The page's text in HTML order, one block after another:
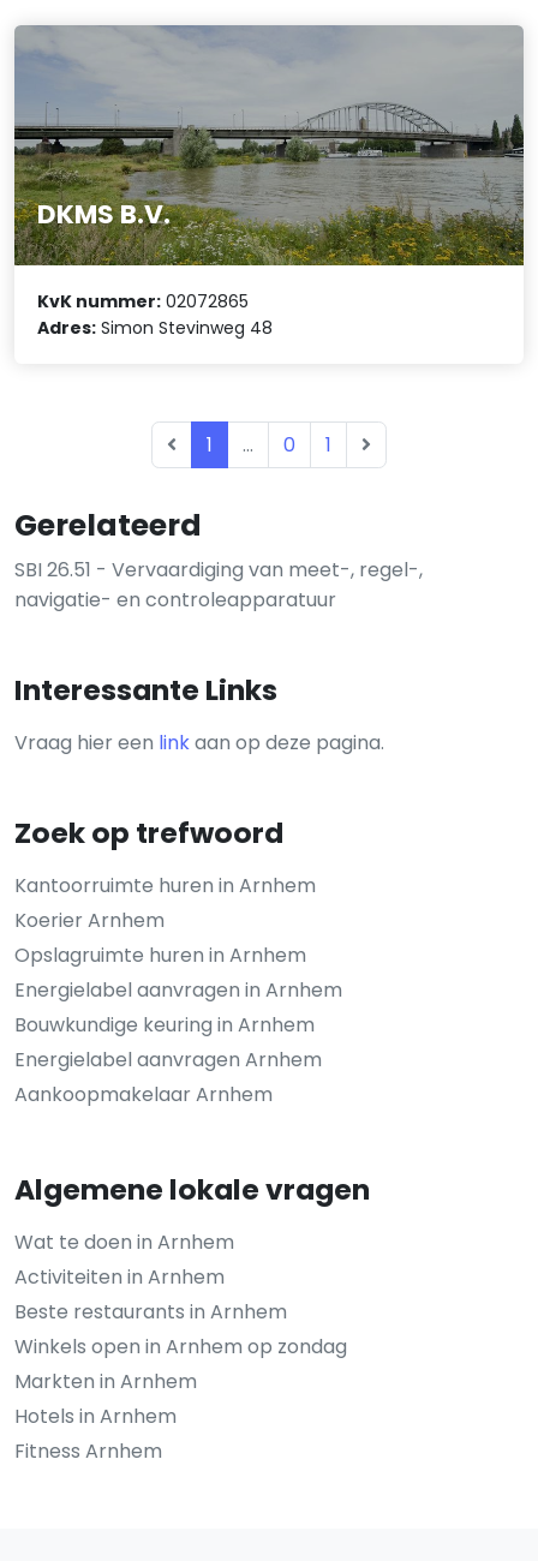
Gerelateerd
SBI 26.51 - Vervaardiging van meet-, regel-,
navigatie- en controleapparatuur
Interessante Links
Vraag hier een linkaan op deze pagina.
Zoek op trefwoord
Kantoorruimte huren in Arnhem
Koerier Arnhem
Opslagruimte huren in Arnhem
Energielabel aanvragen in Arnhem
Bouwkundige keuring in Arnhem
Energielabel aanvragen Arnhem
Aankoopmakelaar Arnhem
Algemene lokale vragen
Wat te doen in Arnhem
Activiteiten in Arnhem
Beste restaurants in Arnhem
Winkels open in Arnhem op zondag
Markten in Arnhem
Hotels in Arnhem
Fitness Arnhem
DKMS B.V.
KvK nummer: 02072865
Adres: Simon Stevinweg 48
1 ... 0 1